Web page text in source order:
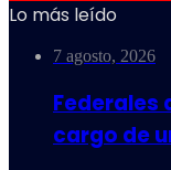
Lo más leído
7 agosto, 2026
Federales
cargo de